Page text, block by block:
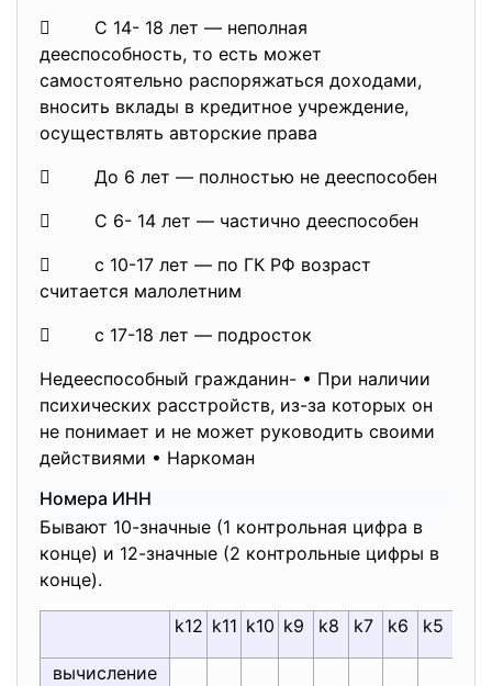
 С 14- 18 лет — неполная
дееспособность, то есть может
самостоятельно распоряжаться доходами,
вносить вклады в кредитное учреждение,
осуществлять авторские права
 До 6 лет — полностью не дееспособен
 С 6- 14 лет — частично дееспособен
 c 10-17 лет — по ГК РФ возраст
считается малолетним
 с 17-18 лет — подросток
Недееспособный гражданин- • При наличии
психических расстройств, из-за которых он
не понимает и не может руководить своими
действиями • Наркоман
Номера ИНН
Бывают 10-значные (1 контрольная цифра в
конце) и 12-значные (2 контрольные цифры в
конце).
k12 k11 k10 k9 k8 k7 k6 k5
вычисление